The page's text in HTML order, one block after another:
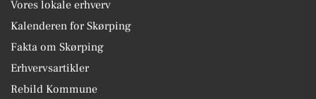
Vores lokale erhverv
Kalenderen for Skørping
Fakta om Skørping
Erhvervsartikler
Rebild Kommune